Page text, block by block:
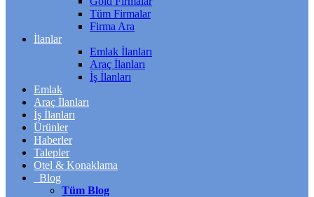
Tüm Firmalar
Firma Ara
İlanlar
Emlak İlanları
Araç İlanları
İş İlanları
Emlak
Araç İlanları
İş İlanları
Ürünler
Haberler
Talepler
Otel & Konaklama
Blog
Tüm Blog